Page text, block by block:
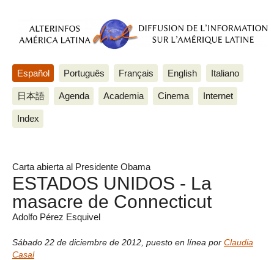
Español Português Français English Italiano
日本語 Agenda Academia Cinema Internet
Index
Carta abierta al Presidente Obama
ESTADOS UNIDOS - La
masacre de Connecticut
Adolfo Pérez Esquivel
Sábado 22 de diciembre de 2012 puesto en línea por Claudia
Casal